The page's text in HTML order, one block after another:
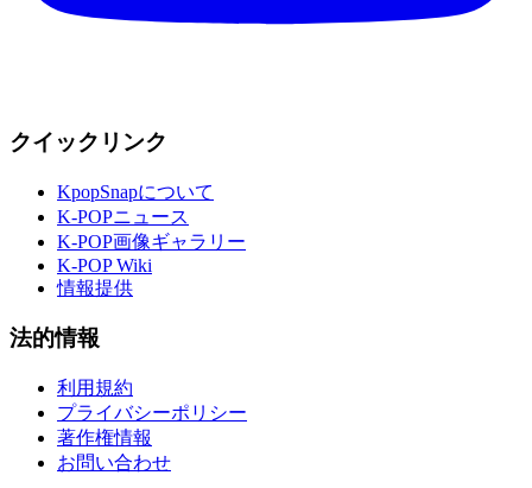
クイックリンク
KpopSnapについて
K-POPニュース
K-POP画像ギャラリー
K-POP Wiki
情報提供
法的情報
利用規約
プライバシーポリシー
著作権情報
お問い合わせ